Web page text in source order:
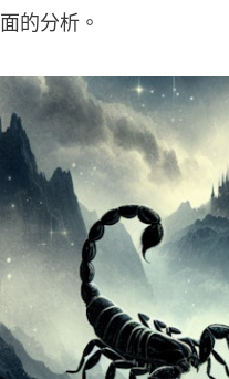
面的分析。